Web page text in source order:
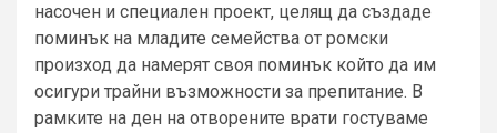
насочен и специален проект, целящ да създаде
поминък на младите семейства от ромски
произход да намерят своя поминък който да им
осигури трайни възможности за препитание. В
рамките на ден на отворените врати гостуваме